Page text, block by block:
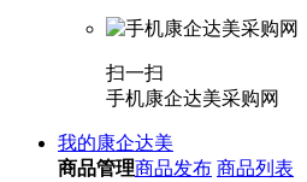
扫一扫
手机康企达美采购网
我的康企达美
商品管理商品发布 商品列表